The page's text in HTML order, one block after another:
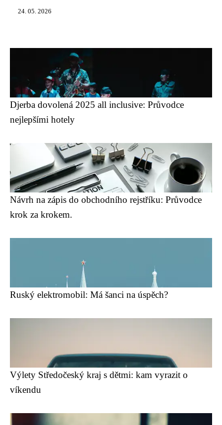
24. 05. 2026
Djerba dovolená 2025 all inclusive: Průvodce
nejlepšími hotely
Návrh na zápis do obchodního rejstříku: Průvodce
krok za krokem.
Ruský elektromobil: Má šanci na úspěch?
Výlety Středočeský kraj s dětmi: kam vyrazit o
víkendu